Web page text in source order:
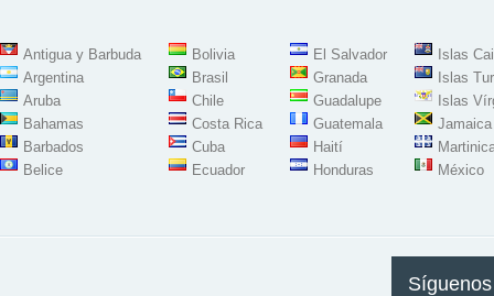
Antigua y Barbuda
Argentina
Aruba
Bahamas
Barbados
Belice
Bolivia
Brasil
Chile
Costa Rica
Cuba
Ecuador
El Salvador
Granada
Guadalupe
Guatemala
Haití
Honduras
Islas
Islas
Islas
Jamaica
México